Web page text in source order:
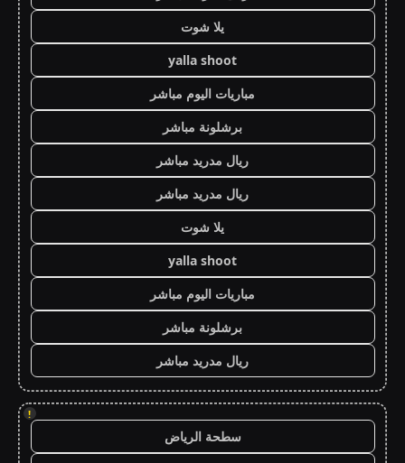
يلا شوت
yalla shoot
مباريات اليوم مباشر
برشلونة مباشر
ريال مدريد مباشر
ريال مدريد مباشر
يلا شوت
yalla shoot
مباريات اليوم مباشر
برشلونة مباشر
ريال مدريد مباشر
!
سطحة الرياض